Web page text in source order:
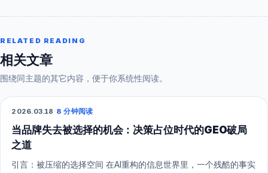
RELATED READING
相关文章
围绕同主题的其它内容，便于你系统性阅读。
GEO
2026.03.18 ·8 分钟阅读
当品牌失去被选择的机会：决策占位时代的GEO破局
之道
引言：被压缩的选择空间 在AI重构的信息世界里，一个残酷的事实